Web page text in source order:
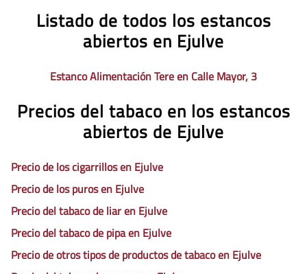
Listado de todos los estancos
abiertos en Ejulve
Estanco Alimentación Tere en Calle Mayor, 3
Precios del tabaco en los estancos
abiertos de Ejulve
Precio de los cigarrillos en Ejulve
Precio de los puros en Ejulve
Precio del tabaco de liar en Ejulve
Precio del tabaco de pipa en Ejulve
Precio de otros tipos de productos de tabaco en Ejulve